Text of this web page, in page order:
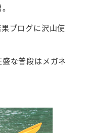
ブログに沢山使
な普段はメガネ